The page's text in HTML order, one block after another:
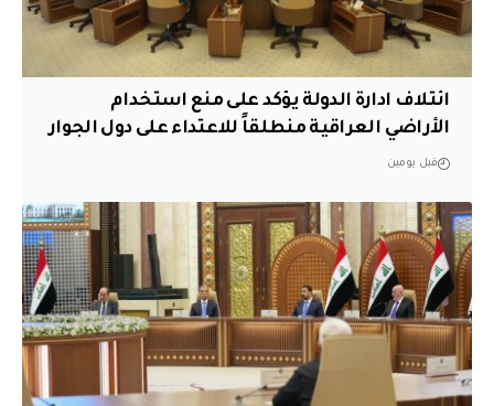
ائتلاف ادارة الدولة يؤكد على منع استخدام
الأراضي العراقية منطلقاً للاعتداء على دول الجوار
قبل يومين